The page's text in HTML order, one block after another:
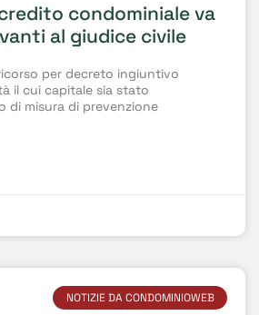
condominiale va
al giudice civile
per decreto ingiuntivo
il cui capitale sia stato
di misura di prevenzione
NOTIZIE DA CONDOMINIOWEB